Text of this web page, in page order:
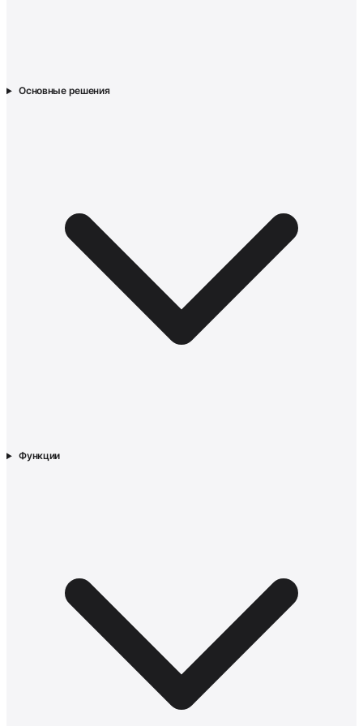
Основные решения
Функции